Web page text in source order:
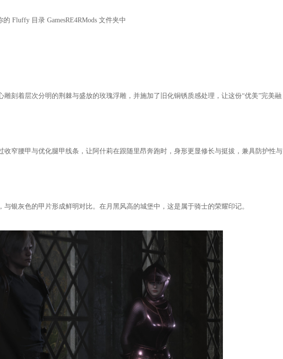
Fluffy 目录 GamesRE4RMods 文件夹中
雕刻着层次分明的荆棘与盛放的玫瑰浮雕，并施加了旧化铜锈质感处理，让这份“优美”完美融
收窄腰甲与优化腿甲线条，让阿什莉在跟随里昂奔跑时，身形更显修长与挺拔，兼具防护性与
银灰色的甲片形成鲜明对比。在月黑风高的城堡中，这是属于骑士的荣耀印记。